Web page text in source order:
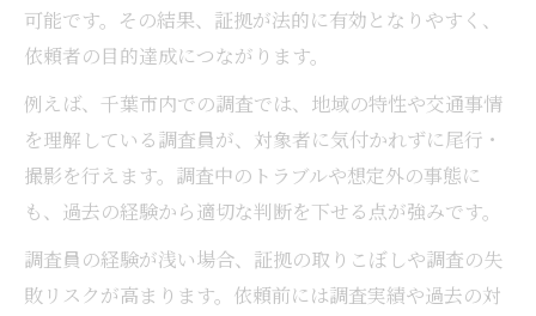
可能です。その結果、証拠が法的に有効となりやすく、
依頼者の目的達成につながります。
例えば、千葉市内での調査では、地域の特性や交通事情
を理解している調査員が、対象者に気付かれずに尾行・
撮影を行えます。調査中のトラブルや想定外の事態に
も、過去の経験から適切な判断を下せる点が強みです。
調査員の経験が浅い場合、証拠の取りこぼしや調査の失
敗リスクが高まります。依頼前には調査実績や過去の対